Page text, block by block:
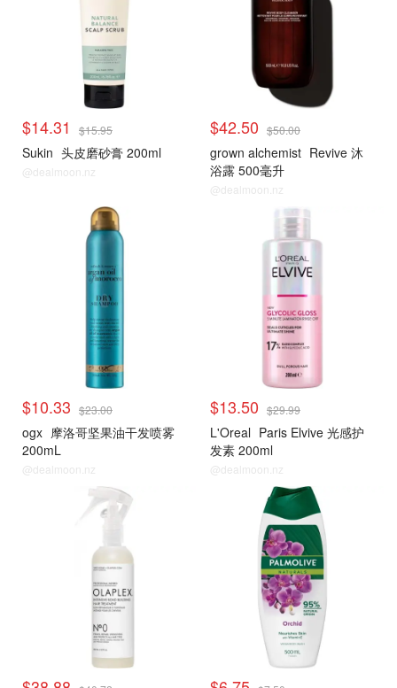
$14.31 $15.95
Sukin 头皮磨砂膏 200ml
@dealmoon.nz
$42.50 $50.00
grown alchemist Revive 沐
浴露 500毫升
@dealmoon.nz
$10.33 $23.00
ogx 摩洛哥坚果油干发喷雾
200mL
@dealmoon.nz
$13.50 $29.99
L'Oreal Paris Elvive 光感护
发素 200ml
@dealmoon.nz